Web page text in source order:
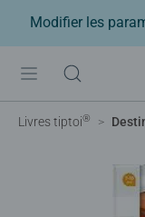
Modifier les
Livres tiptoi®